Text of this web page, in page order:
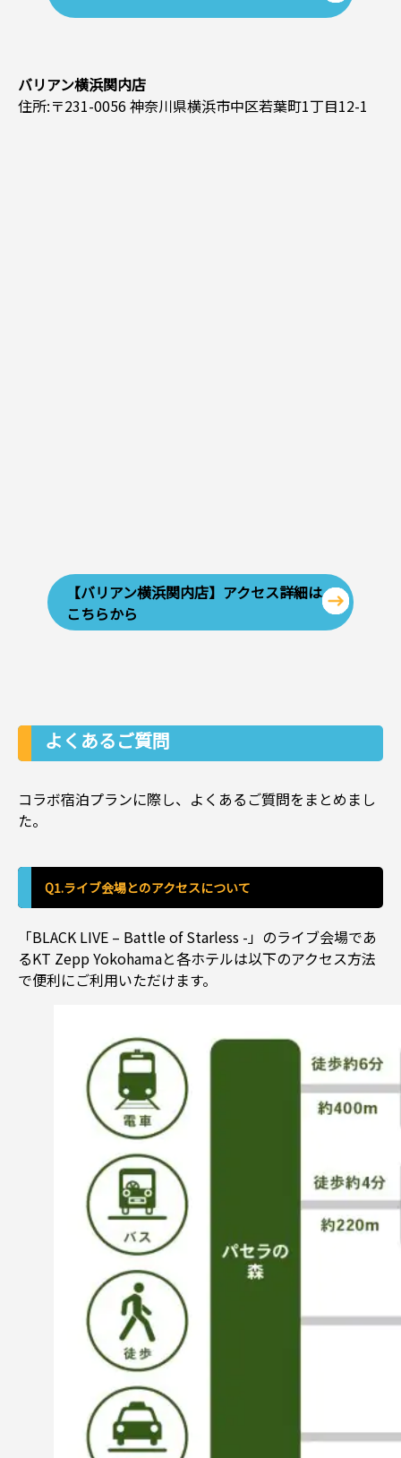
バリアン横浜関内店
住所:〒231-0056 神奈川県横浜市中区若葉町1丁目12-1
【バリアン横浜関内店】アクセス詳細は
こちらから
よくあるご質問
コラボ宿泊プランに際し、よくあるご質問をまとめまし
た。
Q1.ライブ会場とのアクセスについて
「BLACK LIVE – Battle of Starless -」のライブ会場であ
るKT Zepp Yokohamaと各ホテルは以下のアクセス方法
で便利にご利用いただけます。